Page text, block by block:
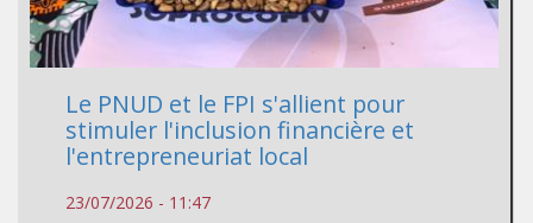
Le PNUD et le FPI s'allient pour
stimuler l'inclusion financière et
l'entrepreneuriat local
23/07/2026 - 11:47